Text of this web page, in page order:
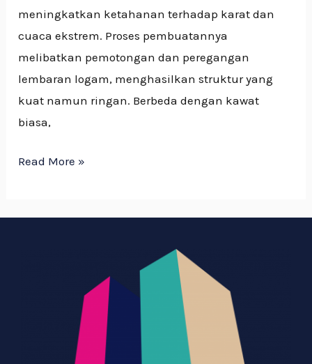
meningkatkan ketahanan terhadap karat dan
cuaca ekstrem. Proses pembuatannya
melibatkan pemotongan dan peregangan
lembaran logam, menghasilkan struktur yang
kuat namun ringan. Berbeda dengan kawat
biasa,
Read More »